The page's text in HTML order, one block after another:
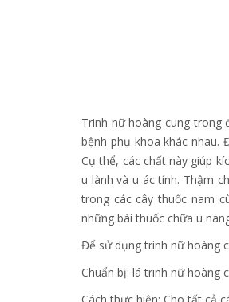
Trinh nữ hoàng cung trong
bệnh phụ khoa khác nhau.
Cụ thể, các chất này giúp
u lành và u ác tính. Thậm
trong các cây thuốc nam
những bài thuốc chữa u
Để sử dụng trinh nữ hoàng
Chuẩn bị: lá trinh nữ hoàng